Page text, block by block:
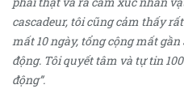
cascadeur, tôi cũng cảm thấy
mất 10 ngày, tổng cộng mất
động. Tôi quyết tâm và tự tin
động”.